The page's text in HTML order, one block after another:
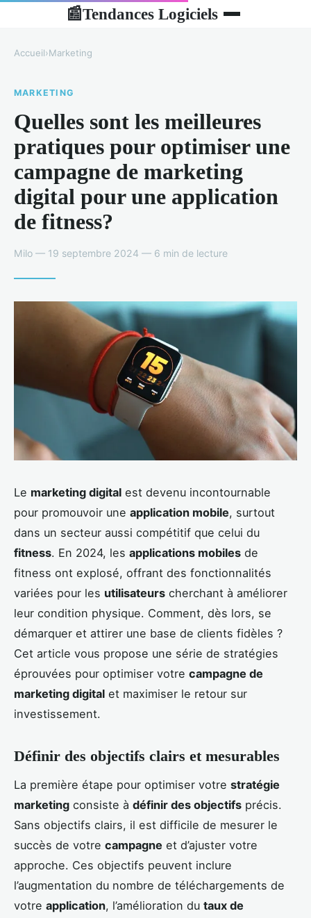
📰Tendances Logiciels
Accueil›Marketing
MARKETING
Quelles sont les meilleures
pratiques pour optimiser une
campagne de marketing
digital pour une application
de fitness?
Milo — 19 septembre 2024 — 6 min de lecture
Le marketing digital est devenu incontournable
pour promouvoir une application mobile, surtout
dans un secteur aussi compétitif que celui du
fitness. En 2024, les applications mobiles de
fitness ont explosé, offrant des fonctionnalités
variées pour les utilisateurs cherchant à améliorer
leur condition physique. Comment, dès lors, se
démarquer et attirer une base de clients fidèles ?
Cet article vous propose une série de stratégies
éprouvées pour optimiser votre campagne de
marketing digital et maximiser le retour sur
investissement.
Définir des objectifs clairs et mesurables
La première étape pour optimiser votre stratégie
marketing consiste à définir des objectifs précis.
Sans objectifs clairs, il est difficile de mesurer le
succès de votre campagne et d’ajuster votre
approche. Ces objectifs peuvent inclure
l’augmentation du nombre de téléchargements de
votre application, l’amélioration du taux de